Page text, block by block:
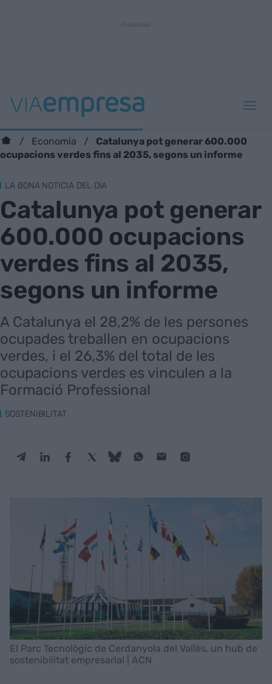
Economia
Catalunya pot generar 600.000
ocupacions verdes fins al 2035, segons un informe
LA BONA NOTICIA DEL DIA
Catalunya pot generar
600.000 ocupacions
verdes fins al 2035,
segons un informe
A Catalunya el 28,2% de les persones
ocupades treballen en ocupacions
verdes, i el 26,3% del total de les
ocupacions verdes es vinculen a la
Formació Professional
SOSTENIBILITAT
El Parc Tecnològic de Cerdanyola del Vallès, un hub de
sostenibilitat empresarial | ACN